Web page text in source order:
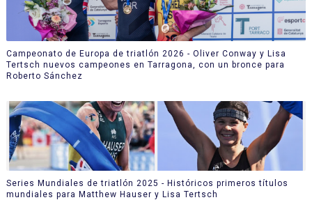
Campeonato de Europa de triatlón 2026 - Oliver Conway y Lisa
Tertsch nuevos campeones en Tarragona, con un bronce para
Roberto Sánchez
Series Mundiales de triatlón 2025 - Históricos primeros títulos
mundiales para Matthew Hauser y Lisa Tertsch